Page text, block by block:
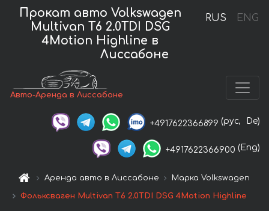
RUS ENG
Прокат авто Volkswagen
Multivan T6 2.0TDI DSG
4Motion Highline в
Лиссабоне
Авто-Аренда в Лиссабоне
+4917622366899 (рус, De)
+4917622366900 (Eng)
Аренда авто в Лиссабоне Марка Volkswagen
Фольксваген Multivan T6 2.0TDI DSG 4Motion Highline